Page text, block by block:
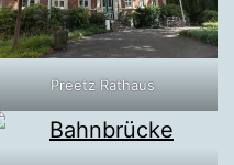
Preetz Rathaus